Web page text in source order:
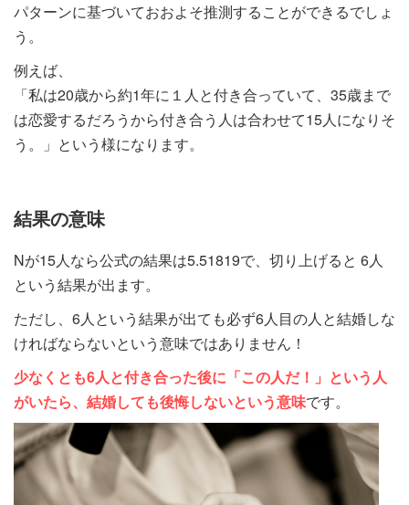
パターンに基づいておおよそ推測することができるでしょ
う。
例えば、
「私は20歳から約1年に１人と付き合っていて、35歳まで
は恋愛するだろうから付き合う人は合わせて15人になりそ
う。」という様になります。
結果の意味
Nが15人なら公式の結果は5.51819で、切り上げると 6人
という結果が出ます。
ただし、6人という結果が出ても必ず6人目の人と結婚しな
ければならないという意味ではありません！
少なくとも6人と付き合った後に 「この人だ！」という人
がいたら、 結婚しても後悔しないという意味です。